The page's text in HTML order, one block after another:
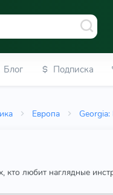
Блог Подписка
Европа
кто любит наглядные